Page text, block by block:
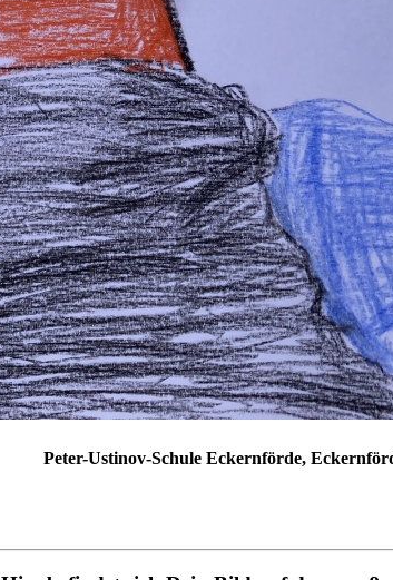
Peter-Ustinov-Schule Eckernförde,